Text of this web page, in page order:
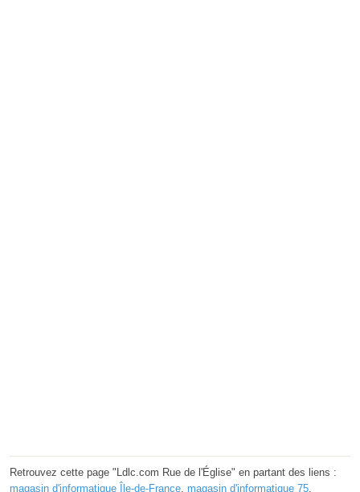
Retrouvez cette page "Ldlc.com Rue de l'Église" en partant des liens :
magasin d'informatique Île-de-France, magasin d'informatique 75,